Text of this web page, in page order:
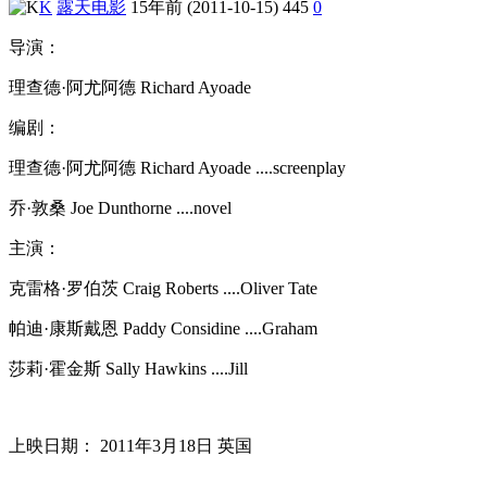
K 露天电影 15年前 (2011-10-15) 445 0
导演：
理查德·阿尤阿德 Richard Ayoade
编剧：
理查德·阿尤阿德 Richard Ayoade ....screenplay
乔·敦桑 Joe Dunthorne ....novel
主演：
克雷格·罗伯茨 Craig Roberts ....Oliver Tate
帕迪·康斯戴恩 Paddy Considine ....Graham
莎莉·霍金斯 Sally Hawkins ....Jill
上映日期： 2011年3月18日 英国